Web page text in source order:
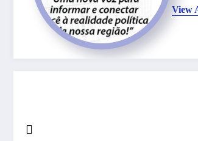
View